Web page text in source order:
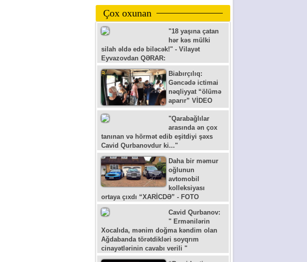
Çox oxunan
"18 yaşına çatan
hər kəs mülki
silah əldə edə biləcək!" - Vilayət
Eyvazovdan QƏRAR:
Biabırçılıq:
Gəncədə ictimai
nəqliyyat “ölümə
aparır” VİDEO
"Qarabağlılar
arasında ən çox
tanınan və hörmət edib eşitdiyi şəxs
Cavid Qurbanovdur ki..."
Daha bir məmur
oğlunun
avtomobil
kolleksiyası
ortaya çıxdı “XARİCDƏ” - FOTO
Cavid Qurbanov:
" Ermənilərin
Xocalıda, mənim doğma kəndim olan
Ağdabanda törətdikləri soyqrım
cinayətlərinin cavabı verili "